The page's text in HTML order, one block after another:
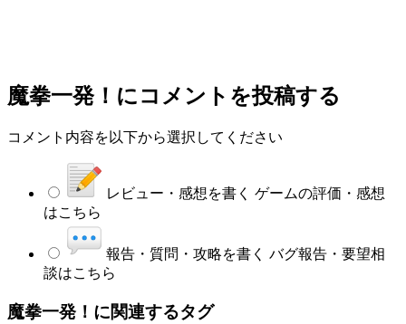
魔拳一発！ にコメントを投稿する
コメント内容を以下から選択してください
レビュー・感想を書く ゲームの評価・感想
はこちら
報告・質問・攻略を書く バグ報告・要望相
談はこちら
魔拳一発！に関連するタグ